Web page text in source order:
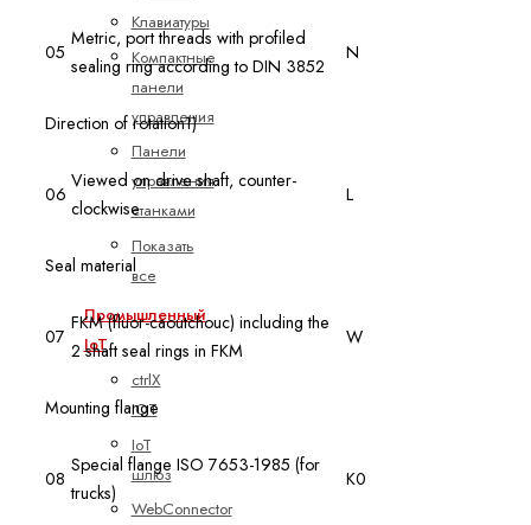
Клавиатуры
Компактные
панели
управления
Панели
управления
станками
Показать
все
Промышленный
IoT
ctrlX
IOT
IoT
шлюз
WebConnector
05
Metric, port threads with profiled
sealing ring according to DIN 3852
N
Direction of rotation1)
06
Viewed on drive shaft, counter-
clockwise
L
Seal material
07
FKM (fluor-caoutchouc) including the
2 shaft seal rings in FKM
W
Mounting flange
08
Special flange ISO 7653-1985 (for
trucks)
K0